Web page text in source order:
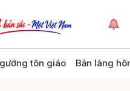
tôn giáo Bản làng